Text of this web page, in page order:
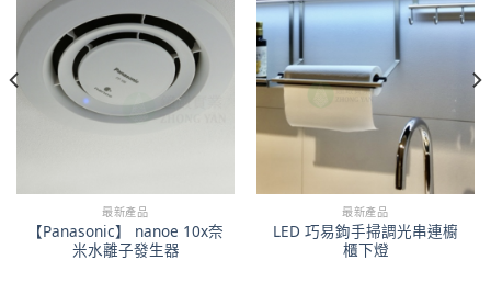
最新產品
【Panasonic】 nanoe 10x奈
米水離子發生器
最新產品
LED 巧易鉤手掃調光串連櫥
櫃下燈